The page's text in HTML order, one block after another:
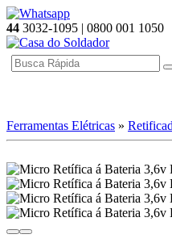
44 3032-1095 | 0800 001 1050
Ferramentas Elétricas »